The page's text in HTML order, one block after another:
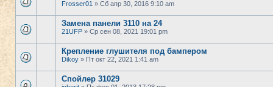
Frosser01 » Сб апр 30, 2016 9:10 am
Замена панели 3110 на 24
21UFP » Ср сен 08, 2021 19:01 pm
Крепление глушителя под бампером
Dikoy » Пт окт 22, 2021 1:41 am
Спойлер 31029